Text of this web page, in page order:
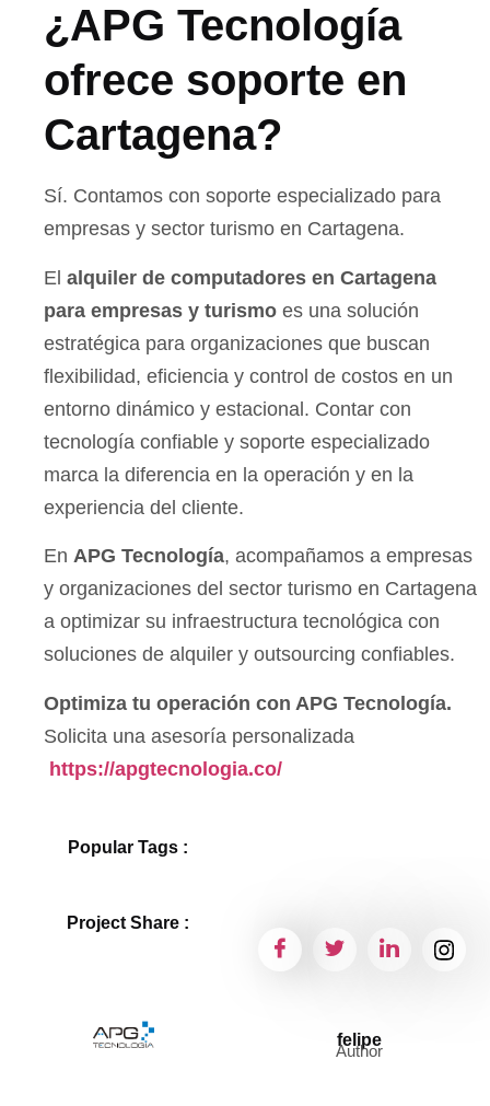
¿APG Tecnología
ofrece soporte en
Cartagena?
Sí. Contamos con soporte especializado para
empresas y sector turismo en Cartagena.
El alquiler de computadores en Cartagena
para empresas y turismo es una solución
estratégica para organizaciones que buscan
flexibilidad, eficiencia y control de costos en un
entorno dinámico y estacional. Contar con
tecnología confiable y soporte especializado
marca la diferencia en la operación y en la
experiencia del cliente.
En APG Tecnología, acompañamos a empresas
y organizaciones del sector turismo en Cartagena
a optimizar su infraestructura tecnológica con
soluciones de alquiler y outsourcing confiables.
Optimiza tu operación con APG Tecnología.
Solicita una asesoría personalizada
https://apgtecnologia.co/
Popular Tags :
Project Share :
felipe
Author